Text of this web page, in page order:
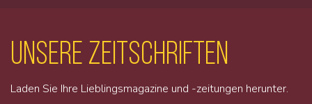
unsere Zeitschriften
Laden Sie Ihre Lieblingsmagazine und -zeitungen herunter.